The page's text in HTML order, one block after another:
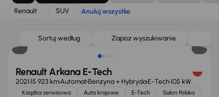
Renault
SUV Anuluj wszystko
Sortuj według Zapisz wyszukiwanie
Taniej o 1 000 zł
Renault Arkana E-Tech
202115 923 kmAutomatBenzyna + HybrydaE-Tech105 kW
Książka serwisowa Auta krajowe E-Tech Salon Polska